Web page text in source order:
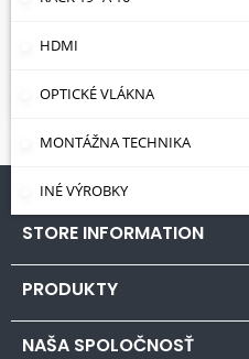
HDMI
OPTICKÉ VLÁKNA
MONTÁŽNA TECHNIKA
INÉ VÝROBKY
STORE INFORMATION
PRODUKTY
NAŠA SPOLOČNOSŤ